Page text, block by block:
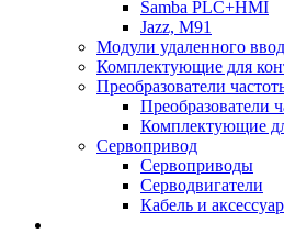
Samba PLC+HMI
Jazz, M91
Модули удаленного
Комплектующие для
Преобразователи
Преобразователи
Комплектующие
Сервопривод
Сервоприводы
Серводвигатели
Кабель и